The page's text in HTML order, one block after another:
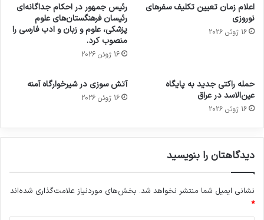
اعلام زمان تعیین تکلیف سفرهای
نوروزی
16 ژوئن 2026
رئیس جمهور در احکام جداگانه‌ای
رئیسان فرهنگستان‌های علوم
پزشکی، علوم و زبان و ادب فارسی را
منصوب کرد.
16 ژوئن 2026
حمله راکتی جدید به پایگاه
عین‌الاسد در عراق
16 ژوئن 2026
آتش سوزی در شیرخوارگاه آمنه
16 ژوئن 2026
دیدگاهتان را بنویسید
نشانی ایمیل شما منتشر نخواهد شد. بخش‌های موردنیاز علامت‌گذاری شده‌اند
*